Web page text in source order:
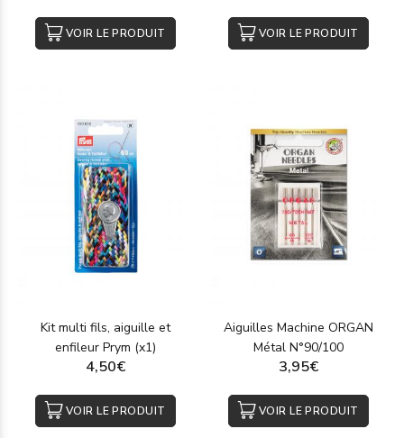
VOIR LE PRODUIT VOIR LE PRODUIT
Kit multi fils, aiguille et
enfileur Prym (x1)
4,50€
VOIR LE PRODUIT
Aiguilles Machine ORGAN
Métal N°90/100
3,95€
VOIR LE PRODUIT